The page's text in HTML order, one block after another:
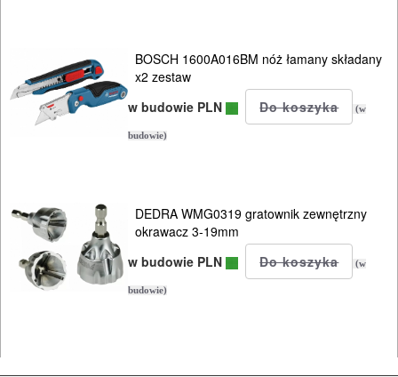
BHP
SPRZĘT
NARZĘDZIA
PILARKI-
KOSIARKI-
KOSY
BOSCH 1600A016BM nóż łamany składany
x2 zestaw
w budowie PLN
(w
budowie)
DEDRA WMG0319 gratownik zewnętrzny
okrawacz 3-19mm
w budowie PLN
(w
budowie)